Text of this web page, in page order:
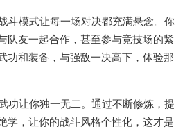
斗模式让每一场对决都充满悬念。你
队友一起合作，甚至参与竞技场的紧
功和装备，与强敌一决高下，体验那
功让你独一无二。通过不断修炼，提
学，让你的战斗风格个性化，这才是